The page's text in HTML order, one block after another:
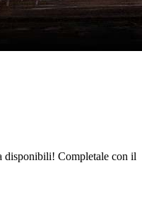
disponibili! Completale con il